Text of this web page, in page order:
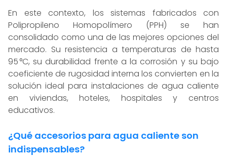
En este contexto, los sistemas fabricados con
Polipropileno Homopolímero (PPH) se han
consolidado como una de las mejores opciones del
mercado. Su resistencia a temperaturas de hasta
95 °C, su durabilidad frente a la corrosión y su bajo
coeficiente de rugosidad interna los convierten en la
solución ideal para instalaciones de agua caliente
en viviendas, hoteles, hospitales y centros
educativos.
¿Qué accesorios para agua caliente son
indispensables?